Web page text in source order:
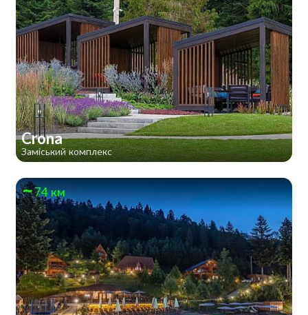
Crona
Заміський комплекс
74 км